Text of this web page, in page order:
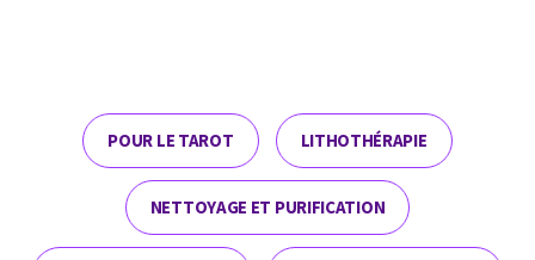
POUR LE TAROT LITHOTHÉRAPIE
NETTOYAGE ET PURIFICATION